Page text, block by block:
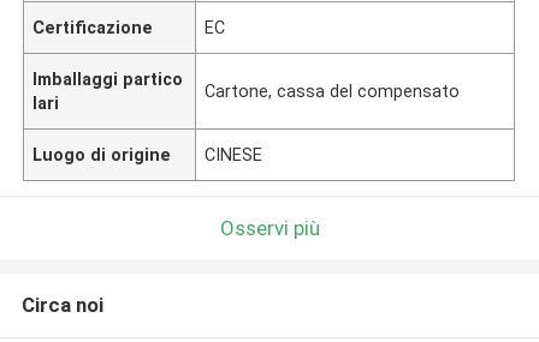
Certificazione EC
Imballaggi partico
lari
Cartone, cassa del compensato
Luogo di origine CINESE
Osservi più
Circa noi